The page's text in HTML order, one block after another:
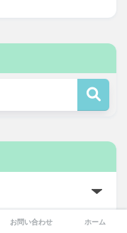
お問い合わせ ホーム